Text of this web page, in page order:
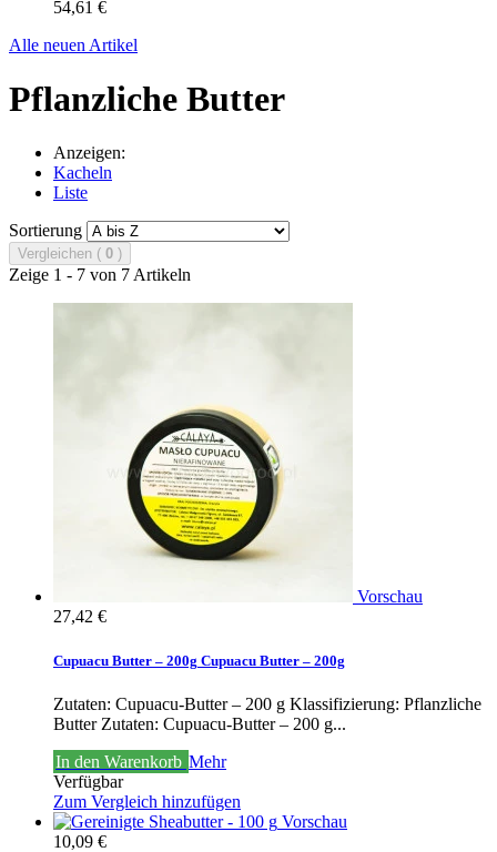
54,61 €
Alle neuen Artikel
Pflanzliche Butter
Anzeigen:
Kacheln
Liste
Sortierung
Vergleichen ( 0 )
Zeige 1 - 7 von 7 Artikeln
Vorschau
27,42 €
Cupuacu Butter – 200g Cupuacu Butter – 200g
Zutaten: Cupuacu-Butter – 200 g Klassifizierung: Pflanzliche
Butter Zutaten: Cupuacu-Butter – 200 g...
In den Warenkorb Mehr
Verfügbar
Zum Vergleich hinzufügen
Vorschau
10,09 €